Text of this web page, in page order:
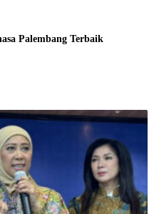
Palembang Terbaik